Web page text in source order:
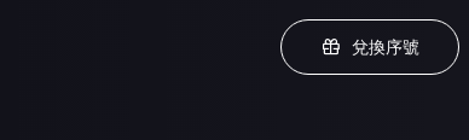
兌換序號